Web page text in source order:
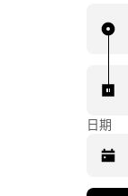
日期